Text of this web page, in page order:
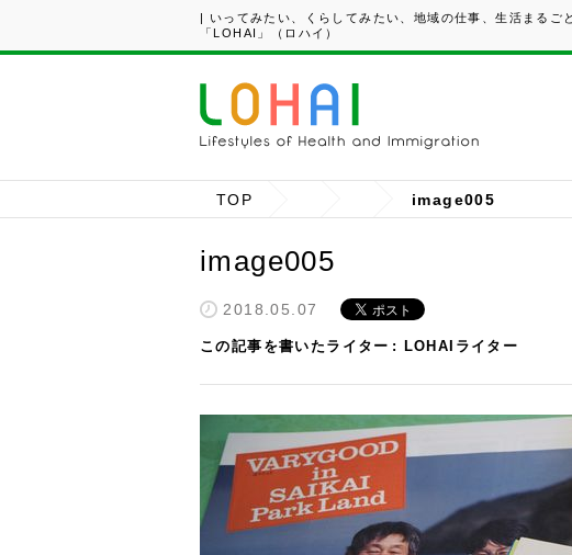
| いってみたい、くらしてみたい、地域の仕事、生活まるご
「LOHAI」（ロハイ）
TOP image005
image005
2018.05.07
この記事を書いたライター LOHAIライター